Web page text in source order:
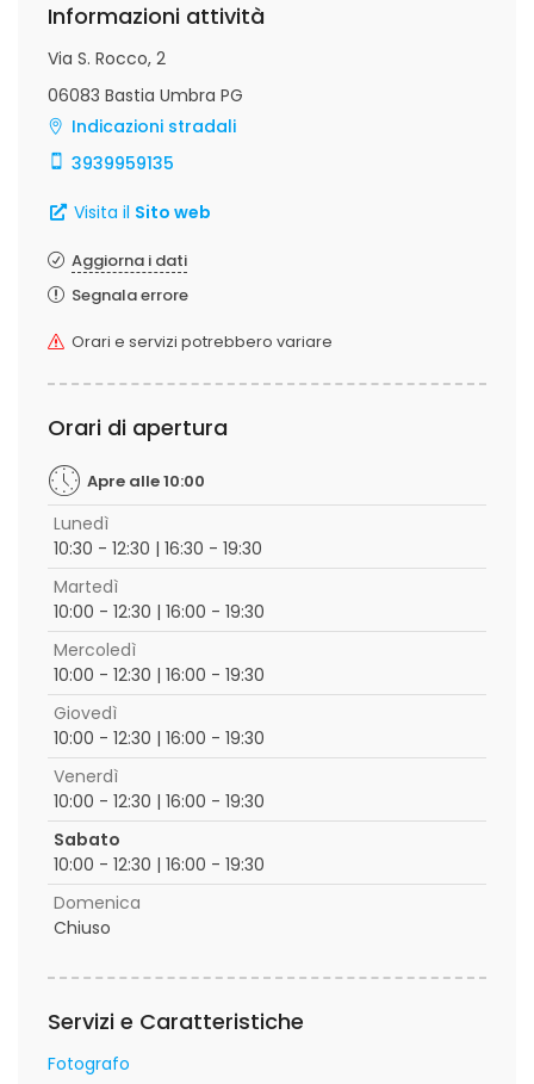
Informazioni attività
Via S. Rocco, 2
06083 Bastia Umbra PG
Indicazioni stradali
3939959135
Visita il Sito web
Aggiorna i dati
Segnala errore
Orari e servizi potrebbero variare
Orari di apertura
Apre alle 10:00
Lunedì
10:30 - 12:30 | 16:30 - 19:30
Martedì
10:00 - 12:30 | 16:00 - 19:30
Mercoledì
10:00 - 12:30 | 16:00 - 19:30
Giovedì
10:00 - 12:30 | 16:00 - 19:30
Venerdì
10:00 - 12:30 | 16:00 - 19:30
Sabato
10:00 - 12:30 | 16:00 - 19:30
Domenica
Chiuso
Servizi e Caratteristiche
Fotografo